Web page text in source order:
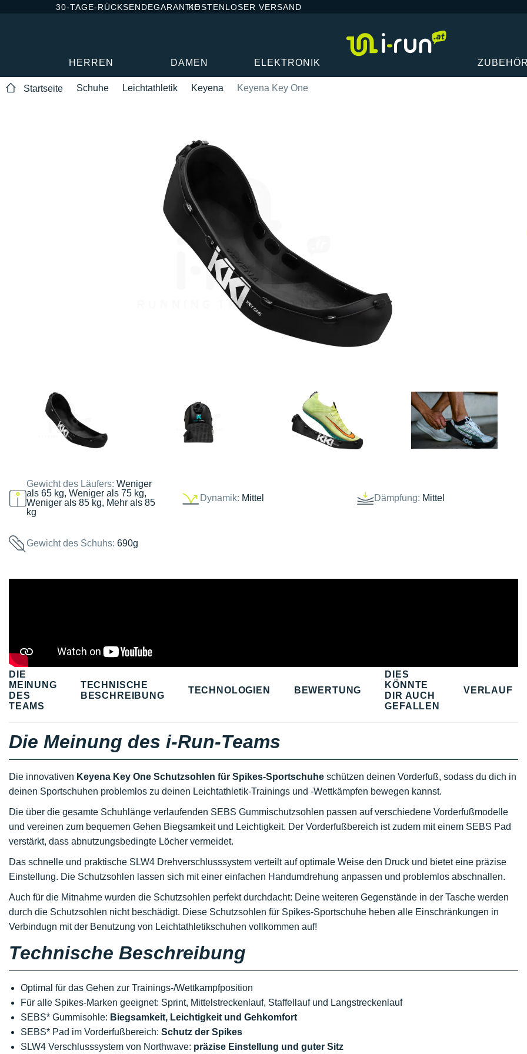
30-TAGE-RÜCKSENDEGARANTIEKOSTENLOSER VERSAND
HERREN DAMEN ELEKTRONIK ZUBEHÖR
Startseite Schuhe Leichtathletik Keyena Keyena Key One
Gewicht des Läufers: Weniger
als 65 kg, Weniger als 75 kg,
Weniger als 85 kg, Mehr als 85
kg
Dynamik: Mittel Dämpfung: Mittel
Gewicht des Schuhs: 690g
DIE
MEINUNG
DES
TEAMS
TECHNISCHE
BESCHREIBUNG
TECHNOLOGIEN BEWERTUNG
DIES
KÖNNTE
DIR AUCH
GEFALLEN
VERLAUF
Die Meinung des i-Run-Teams
Die innovativen Keyena Key One Schutzsohlen für Spikes-Sportschuhe schützen deinen Vorderfuß, sodass du dich in
deinen Sportschuhen problemlos zu deinen Leichtathletik-Trainings und -Wettkämpfen bewegen kannst.
Die über die gesamte Schuhlänge verlaufenden SEBS Gummischutzsohlen passen auf verschiedene Vorderfußmodelle
und vereinen zum bequemen Gehen Biegsamkeit und Leichtigkeit. Der Vorderfußbereich ist zudem mit einem SEBS Pad
verstärkt, dass abnutzungsbedingte Löcher vermeidet.
Das schnelle und praktische SLW4 Drehverschlusssystem verteilt auf optimale Weise den Druck und bietet eine präzise
Einstellung. Die Schutzsohlen lassen sich mit einer einfachen Handumdrehung anpassen und problemlos abschnallen.
Auch für die Mitnahme wurden die Schutzsohlen perfekt durchdacht: Deine weiteren Gegenstände in der Tasche werden
durch die Schutzsohlen nicht beschädigt. Diese Schutzsohlen für Spikes-Sportschuhe heben alle Einschränkungen in
Verbindugn mit der Benutzung von Leichtathletikschuhen vollkommen auf!
Technische Beschreibung
Optimal für das Gehen zur Trainings-/Wettkampfposition
Für alle Spikes-Marken geeignet: Sprint, Mittelstreckenlauf, Staffellauf und Langstreckenlauf
SEBS* Gummisohle: Biegsamkeit, Leichtigkeit und Gehkomfort
SEBS* Pad im Vorderfußbereich: Schutz der Spikes
SLW4 Verschlusssystem von Northwave: präzise Einstellung und guter Sitz